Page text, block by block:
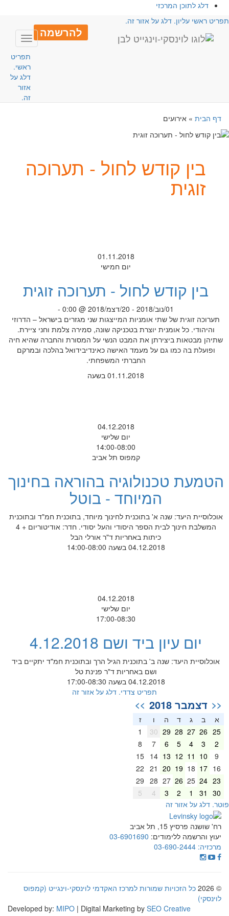
דלג לתוכן המרכזי
ראשי עליון. דלג על אזור זה.
להרשמה
Toggle
תפריט
ראשי.
דלג על
אזור
זה.
דף הבית» אירועים
בין קודש לחול - תערוכה
זוגית
01.11.2018
יום חמישי
בין קודש לחול - תערוכה זוגית
01/נוב/2018 - 20/דצמ/2018 @ 0:00 -
תערוכה זוגית של שתי אומניות המייצגות שני מגזרים בישראל – הדרוזי
והיהודי. כל אומנית יוצרת בטכניקה שונה, סמירה צלמת וחני ציירת.
שתיהן מבטאות ביצירתן את המבט הנשי על המסורת והחברה שהיא חיה
ופועלת בה כמו גם על מעמד האישה כאינדיבידואל בהלכה ובמרקם
החברתי המשפחתי.
01.11.2018 בשעה
04.12.2018
יום שלישי
14:00-08:00
קמפוס תל אביב
הטמעת טכנולוגיה בהוראה בחינוך
המיוחד - בוטל
אוכלוסיית היעד: שנה א' בתוכנית לחינוך מיוחד, בתוכנית חמ"ד ובתוכנית
המשלבת חינוך לבית הספר היסודי והעל יסודי. חדר: אודיטוריום + 4
כיתות באחריות ד"ר אורלי הבל
04.12.2018 בשעה 14:00-08:00
04.12.2018
יום שלישי
17:00-08:30
יום עיון ביד ושם 4.12.2018
אוכלוסיית היעד: שנה ב' בתוכנית הגיל הרך ובתוכנית חמ"ד יתקיים ביד
ושם באחריות ד"ר פנינת טל
04.12.2018 בשעה 17:00-08:30
תפריט צדדי. דלג על אזור זה
<< דצמבר 2018 >>
א ב ג ד ה
ז
25
26
27
28
29
30
2
3
4
5
6
7
8
9
10
11
12
13
14
15
16
17
18
19
20
21
22
23
24
25
26
27
28
29
30
31
2
3
4
5
דלג על אזור זה
רח' שושנה פרסיץ 15, תל אביב
יעוץ והרשמה ללימודים: 03-6901690
מרכזיה: 03-690-2444
© 2026
כל הזכויות שמורות למרכז האקדמי לוינסקי-וינגייט (קמפוס
לוינסקי)
Developed by:MIPO | Digital Marketing bySEO Creative